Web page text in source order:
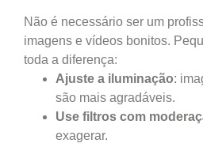
Não é necessário ser um
imagens e vídeos bonitos.
toda a diferença:
Ajuste a iluminação:
são mais agradáveis.
Use filtros com
exagerar.